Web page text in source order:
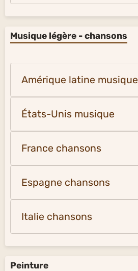
Musique légère - chansons
Amérique latine musique
États-Unis musique
France chansons
Espagne chansons
Italie chansons
Peinture